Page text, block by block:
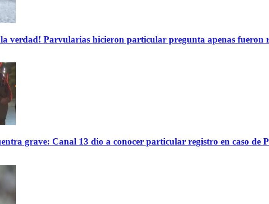
verdad! Parvularias hicieron particular pregunta apenas fueron
grave: Canal 13 dio a conocer particular registro en caso de